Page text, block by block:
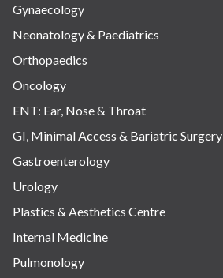
Gynaecology
Neonatology & Paediatrics
Orthopaedics
Oncology
ENT: Ear, Nose & Throat
GI, Minimal Access & Bariatric Surgery
Gastroenterology
Urology
Plastics & Aesthetics Centre
Internal Medicine
Pulmonology